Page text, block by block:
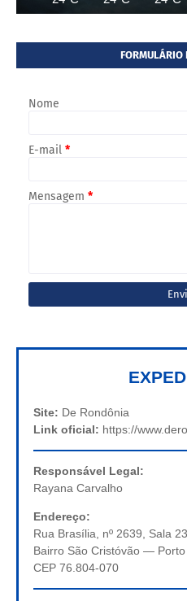
FORMULÁRIO
Nome
E-mail *
Mensagem *
Site: De Rondônia
Link oficial: https://
Responsável Legal:
Rayana Carvalho
Endereço:
Rua Brasília, nº 2639, Sala 23
Bairro São Cristóvão —
CEP 76.804-070